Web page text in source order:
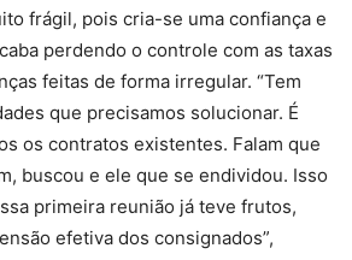
frágil, pois cria-se uma confiança e
perdendo o controle com as taxas
feitas de forma irregular. “Tem
que precisamos solucionar. É
os contratos existentes. Falam que
buscou e ele que se endividou. Isso
primeira reunião já teve frutos,
efetiva dos consignados”,